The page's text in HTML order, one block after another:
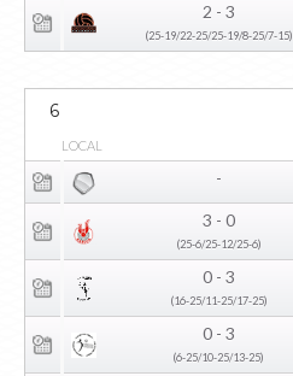
2 - 3
(25-19/22-25/25-19/8-25/7-15)
6
LOCAL
-
3 - 0
(25-6/25-12/25-6)
0 - 3
(16-25/11-25/17-25)
0 - 3
(6-25/10-25/13-25)